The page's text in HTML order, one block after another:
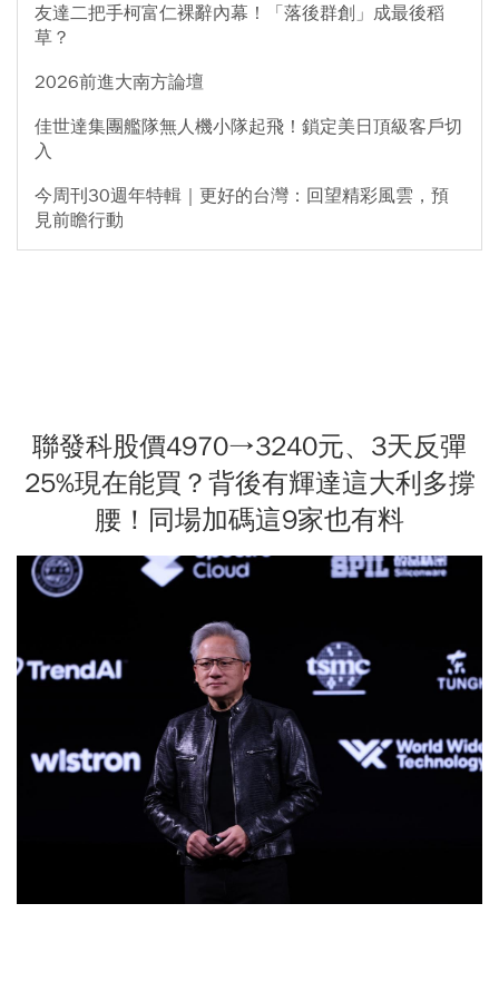
友達二把手柯富仁裸辭內幕！「落後群創」成最後稻
草？
2026前進大南方論壇
佳世達集團艦隊無人機小隊起飛！鎖定美日頂級客戶切
入
今周刊30週年特輯｜更好的台灣：回望精彩風雲，預
見前瞻行動
聯發科股價4970→3240元、3天反彈
25%現在能買？背後有輝達這大利多撐
腰！同場加碼這9家也有料